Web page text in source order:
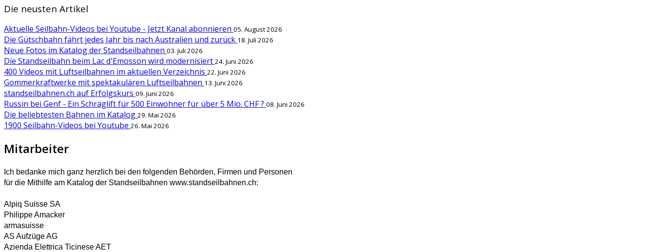
Die neusten Artikel
Aktuelle Seilbahn-Videos bei Youtube - Jetzt Kanal abonnieren 05. August 2026
Die Gütschbahn fährt jedes Jahr bis nach Australien und zurück 18. Juli 2026
Neue Fotos im Katalog der Standseilbahnen 03. Juli 2026
Die Standseilbahn beim Lac d'Emosson wird modernisiert 24. Juni 2026
400 Videos mit Luftseilbahnen im aktuellen Verzeichnis 22. Juni 2026
Gommerkraftwerke mit spektakulären Luftseilbahnen 13. Juni 2026
standseilbahnen.ch auf Erfolgskurs 09. Juni 2026
Russin bei Genf - Ein Schräglift für 500 Einwohner für über 5 Mio. CHF ? 08. Juni 2026
Die beliebtesten Bahnen im Katalog 29. Mai 2026
1900 Seilbahn-Videos bei Youtube 26. Mai 2026
Mitarbeiter
Ich bedanke mich ganz herzlich bei den folgenden Behörden, Firmen und Personen
für die Mithilfe am Katalog der Standseilbahnen www.standseilbahnen.ch:
Alpiq Suisse SA
Philippe Amacker
armasuisse
AS Aufzüge AG
Azienda Elettrica Ticinese AET